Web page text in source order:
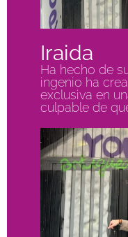
Iraida
Ha hecho de
ingenio ha
exclusiva en
culpable de